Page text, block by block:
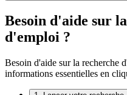
Besoin d'aide sur
d'emploi ?
Besoin d'aide sur la recherche
informations essentielles en